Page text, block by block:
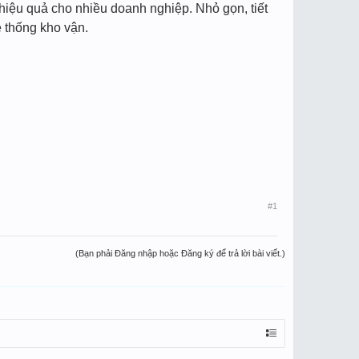
quả cho nhiều doanh nghiệp. Nhỏ gọn, tiết
kho vận.
#1
(Bạn phải Đăng nhập hoặc Đăng ký để trả lời bài viết.)